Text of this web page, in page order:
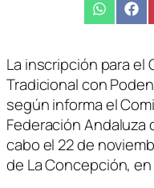
en
La inscripción para el
Tradicional con
según informa el
Federación Andaluza
cabo el 22 de
de La Concepción,